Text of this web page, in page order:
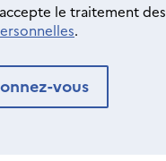
le traitement des
.